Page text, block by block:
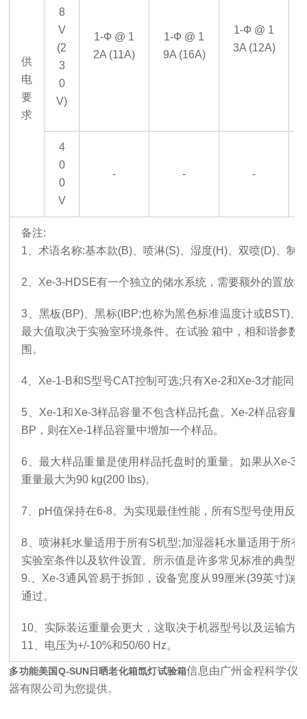
供
电
要
求
8
V
(2
3
0
V)
1-Ф @ 1
2A (11A)
1-Ф @ 1
9A (16A)
1-Ф @ 1
3A (12A)
4
0
0
V
- - -
备注:
1 、术语名称:基本款(B)、喷淋(S)、湿度(H)、双喷(D)、制
2 Xe-3-HDSE有一个独立的储水系统，需要额外的置放
3 、黑板 (BP)、黑标(IBP;也称为黑色标准温度计或BST)
最大值取决于实验室环境条件。在试验 箱中，相和谐参数
围。
4 Xe-1-B和S型号CAT控制可选;只有Xe-2和Xe-3才能同
5
Xe-1和Xe-3样品容量不包含样品托盘。Xe-2样品容量
BP，则在Xe-1样品容量中增加一个样品。
6 、最大样品重量是使用样品托盘时的重量。如果从Xe-3
重量最大为90 kg(200 lbs)。
7 pH值保持在6-8。为实现最佳性能，所有S型号使用反
8 喷淋耗水量适用于所有S机型;加湿器耗水量适用于所
实验室条件以及软件设置。所示值是许多常见标准的典型
9.
Xe-3通风管易于拆卸，设备宽度从99厘米(39英寸)减
通过。
10
实际装运重量会更大，这取决于机器型号以及运输方
11
电压为+/-10%和50/60 Hz。
多功能美国Q-SUN日晒老化箱氙灯试验箱信息由广州金程科学仪
器有限公司为您提供。